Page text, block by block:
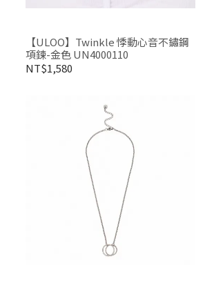
【ULOO】Twinkle 悸動心音不鏽鋼
項鍊-金色 UN4000110
NT$1,580